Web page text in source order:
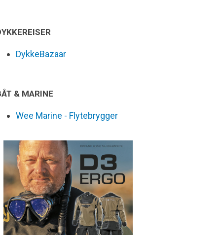
DykkeBazaar
& MARINE
Wee Marine - Flytebrygger